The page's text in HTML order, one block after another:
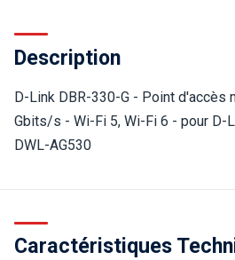
Description
D-Link DBR-330-G - Point d'accès
Gbits/s - Wi-Fi 5, Wi-Fi 6 - pour D-
DWL-AG530
Caractéristiques